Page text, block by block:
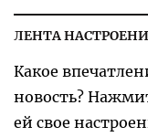
ЛЕНТА
Какое
новость?
ей свое